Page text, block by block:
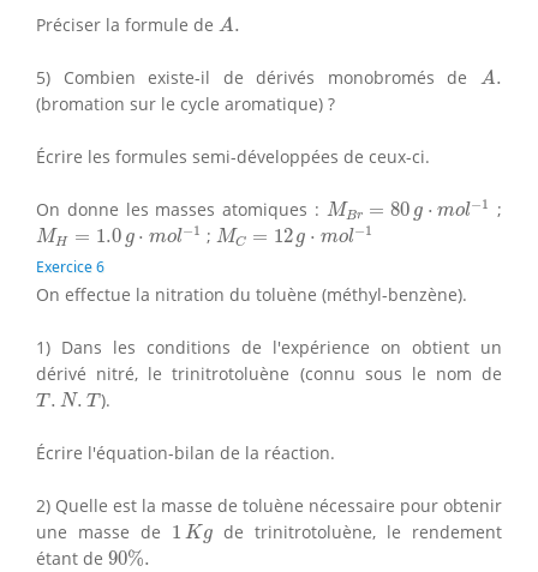
Préciser la formule de A.
A
5) Combien existe-il de dérivés monobromés de A.
A
(bromation sur le cycle aromatique) ?
Écrire les formules semi-développées de ceux-ci.
On donne les masses atomiques : MBr = 80 g ⋅ mol−1
MB 80g −1 ;
MH = 1.0 g ⋅ mol−1
MH =1.0g ⋅m ol−1 ; MC = 12 g ⋅ mol−1
MC=12g⋅m ol−1
Exercice 6
On effectue la nitration du toluène (méthyl-benzène).
1) Dans les conditions de l'expérience on obtient un
dérivé nitré, le trinitrotoluène (connu sous le nom de
T . N. T
T. N.T ).
Écrire l'équation-bilan de la réaction.
2) Quelle est la masse de toluène nécessaire pour obtenir
une masse de 1 Kg
1 Kg de trinitrotoluène, le rendement
étant de 90%.
90%